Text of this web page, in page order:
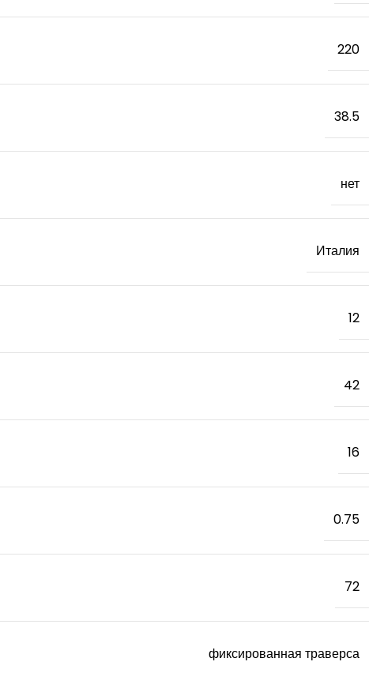
220
38.5
нет
Италия
12
42
16
0.75
72
фиксированная траверса